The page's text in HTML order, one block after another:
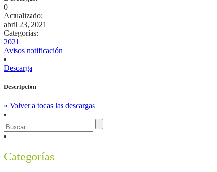
0
Actualizado:
abril 23, 2021
Categorías:
2021
Avisos notificación
Descarga
Descripción
« Volver a todas las descargas
Categorías